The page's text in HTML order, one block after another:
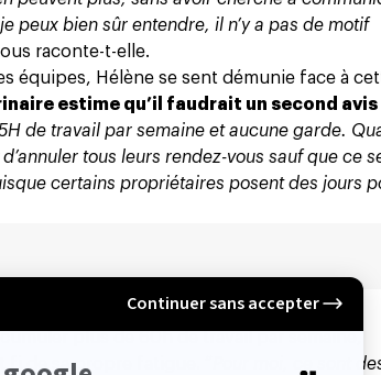
peux bien sûr entendre, il n’y a pas de motif
raconte-t-elle.
équipes, Hélène se sent démunie face à
estime qu’il faudrait un second avis
de travail par semaine et aucune garde.
tous leurs rendez-vous sauf que ce
certains propriétaires posent des jours
plus de 60h de travail par semaine,
de sa propre fatigue. “
Pour moi, ce sont